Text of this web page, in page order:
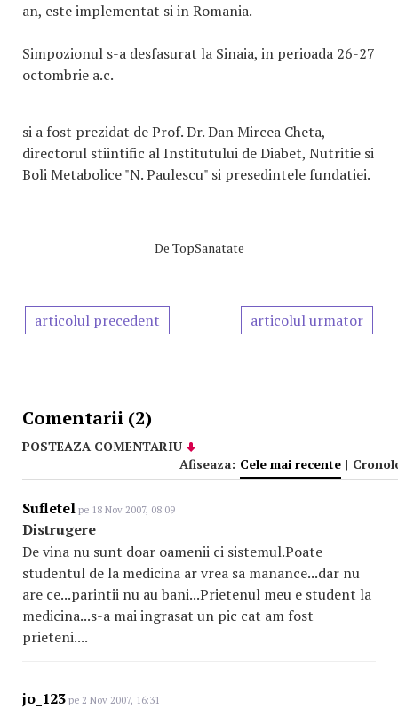
an, este implementat si in Romania.
Simpozionul s-a desfasurat la Sinaia, in perioada 26-27
octombrie a.c.
si a fost prezidat de Prof. Dr. Dan Mircea Cheta,
directorul stiintific al Institutului de Diabet, Nutritie si
Boli Metabolice "N. Paulescu" si presedintele fundatiei.
De TopSanatate
articolul precedent articolul urmator
Comentarii (2)
POSTEAZA COMENTARIU
Afiseaza: Cele mai recente |
Sufletel pe 18 Nov 2007, 08:09
Distrugere
De vina nu sunt doar oamenii ci sistemul.Poate
studentul de la medicina ar vrea sa manance...dar nu
are ce...parintii nu au bani...Prietenul meu e student la
medicina...s-a mai ingrasat un pic cat am fost
prieteni....
jo_123 pe 2 Nov 2007, 16:31